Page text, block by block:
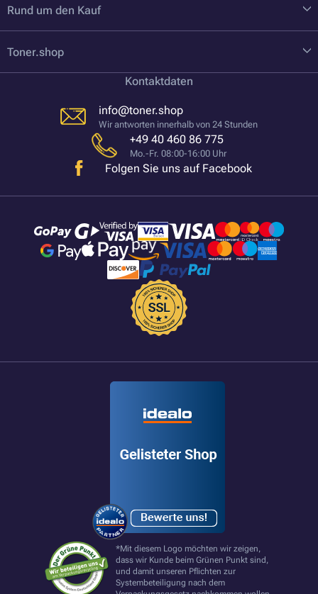
Rund um den Kauf
Toner.shop
Kontaktdaten
info@toner.shop
Wir antworten innerhalb von 24 Stunden
+49 40 460 86 775
Mo.-Fr. 08:00-16:00 Uhr
Folgen Sie uns auf Facebook
*Mit diesem Logo möchten wir zeigen,
dass wir Kunde beim Grünen Punkt sind,
und damit unseren Pflichten zur
Systembeteiligung nach dem